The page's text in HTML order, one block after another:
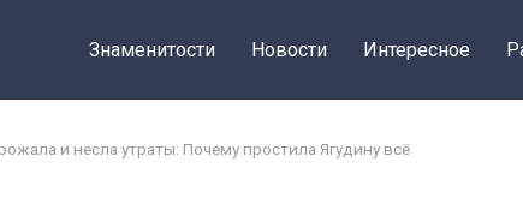
Знаменитости Новости Интересное
и несла утраты: Почему простила Ягудину всё